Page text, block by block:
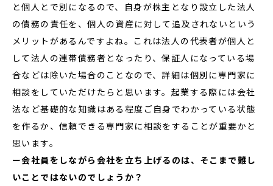
と個人とで別になるので、自身が株主となり設立した法人
の債務の責任を、個人の資産に対して追及されないという
メリットがあるんですよね。これは法人の代表者が個人と
して法人の連帯債務者となったり、保証人になっている場
合などは除いた場合のことなので、詳細は個別に専門家に
相談をしていただけたらと思います。起業する際には会社
法など基礎的な知識はある程度ご自身でわかっている状態
を作るか、信頼できる専門家に相談をすることが重要かと
思います。
ー会社員をしながら会社を立ち上げるのは、そこまで難し
いことではないのでしょうか？